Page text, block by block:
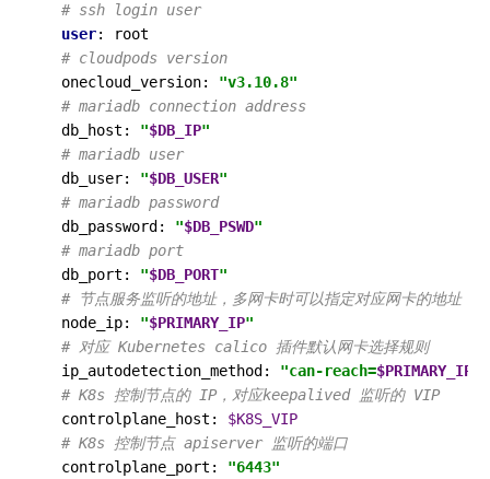
# ssh login user
user: root
# cloudpods version
  onecloud_version:
"v3.10.8"
# mariadb connection address
  db_host:
"$DB_IP"
# mariadb user
  db_user:
"$DB_USER"
# mariadb password
  db_password:
"$DB_PSWD"
# mariadb port
  db_port:
"$DB_PORT"
# 节点服务监听的地址，多网卡时可以指定对应网卡的地址
  node_ip:
"$PRIMARY_IP"
# 对应 Kubernetes calico 插件默认网卡选择规则
  ip_autodetection_method:
"can-reach=$PRIMARY_IP
# K8s 控制节点的 IP，对应keepalived 监听的 VIP
  controlplane_host:
$K8S_VIP
# K8s 控制节点 apiserver 监听的端口
  controlplane_port:
"6443"